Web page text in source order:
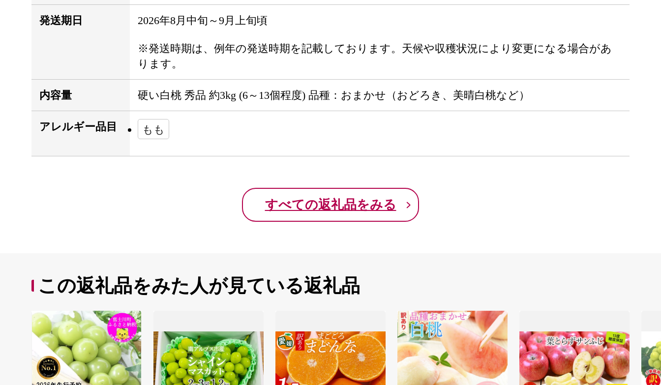
発送期日 2026年8月中旬～9月上旬頃
※発送時期は、例年の発送時期を記載しております。天候や収穫状況により変更になる場合があ
ります。
内容量 硬い白桃 秀品 約3kg (6～13個程度) 品種：おまかせ（おどろき、美晴白桃など）
アレルギー品目 もも
すべての返礼品をみる
この返礼品をみた人が見ている返礼品